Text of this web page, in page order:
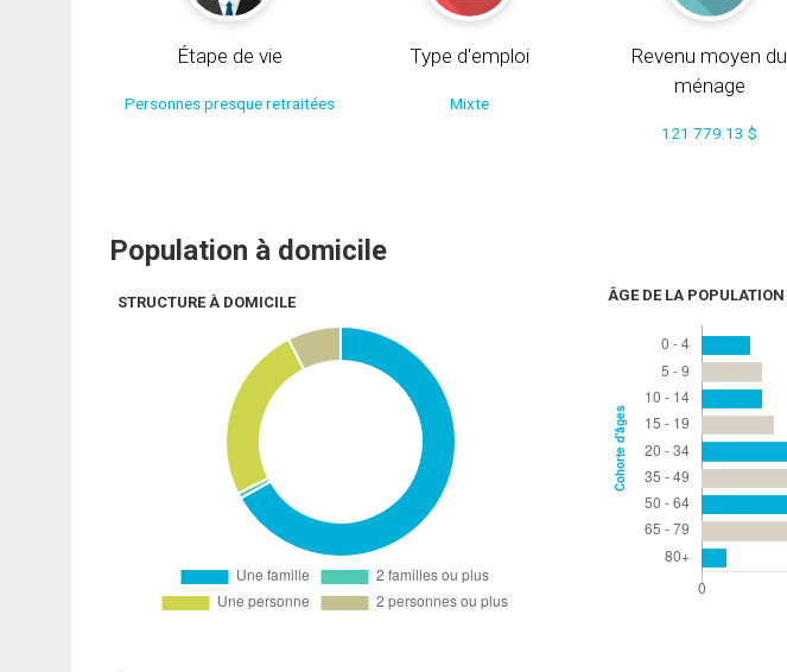
Étape de vie
Personnes presque retraitées
Type d'emploi
Mixte
Revenu moyen du
ménage
121 779.13 $
Population à domicile
STRUCTURE À DOMICILE ÂGE DE LA POPULATION